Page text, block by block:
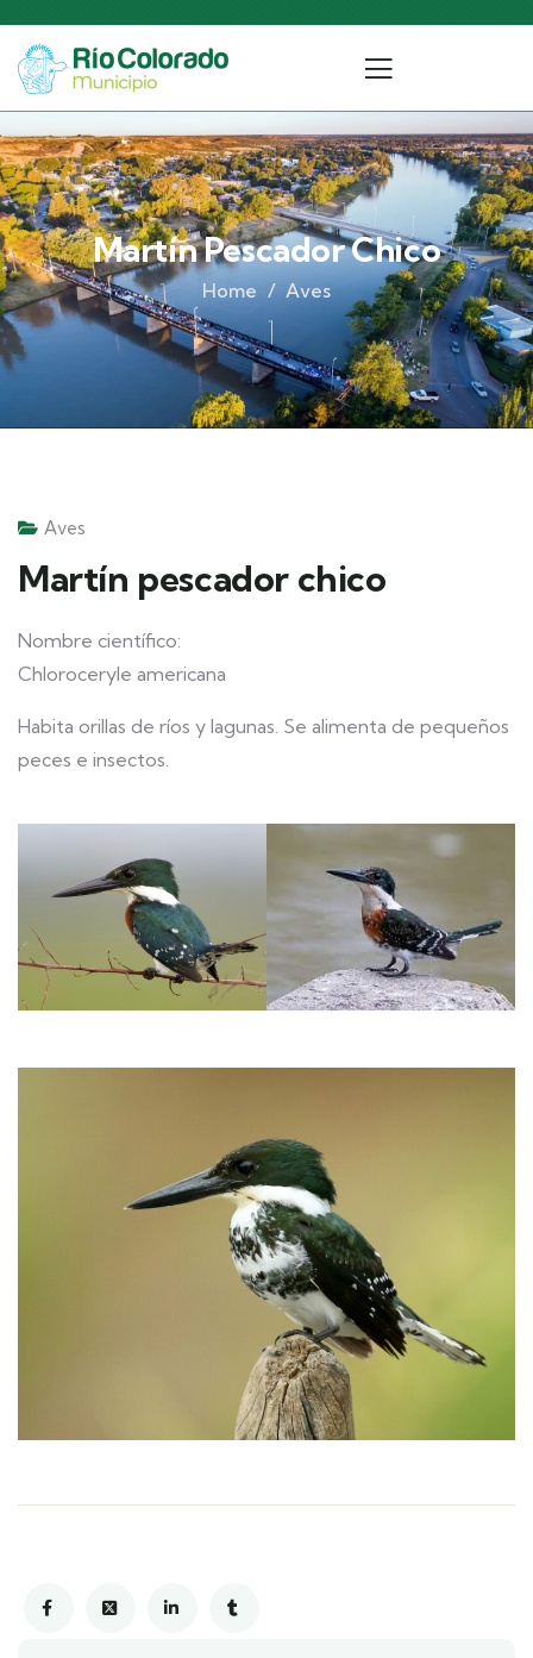
Martín Pescador Chico
Home Aves
Aves
Martín pescador chico
Nombre científico:
Chloroceryle americana
Habita orillas de ríos y lagunas. Se alimenta de pequeños
peces e insectos.